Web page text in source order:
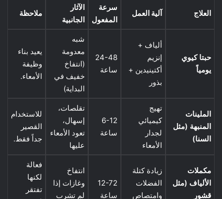
العلاج آلية العمل
سرعة
المفعول
الآثار
الجانبية
ملاحظة
حبتا كيوي
يومياً
ألياف +
إنزيم
أكتينيدين +
بذور
24-48
ساعة
شبه
معدومة
(انتفاخ
خفيف في
البداية)
يعيد بناء
وظيفة
الأمعاء.
الملينات
المنبهة (مثل
السنا)
تهيج
كيميائي
لجدار
الأمعاء
6-12
ساعة
تقلصات،
إسهال،
تعود الأمعاء
عليها
للاستخدام
القصير
جداً فقط.
مكملات
الألياف (مثل
قشور
زيادة كتلة
الفضلات
وامتصاص
12-72
ساعة
انتفاخ
وغازات إذا
لم تشرب
فعالة
لكنها
تفتقر